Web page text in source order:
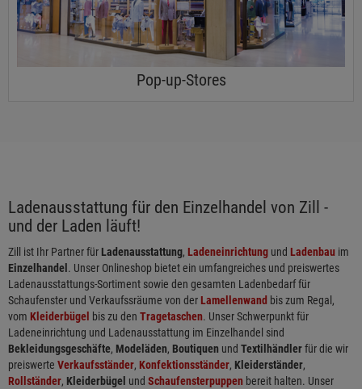
Pop-up-Stores
Ladenausstattung für den Einzelhandel von Zill -
und der Laden läuft!
Zill ist Ihr Partner für Ladenausstattung, Ladeneinrichtung und Ladenbau im
Einzelhandel . Unser Onlineshop bietet ein umfangreiches und preiswertes
Ladenausstattungs-Sortiment sowie den gesamten Ladenbedarf für
Schaufenster und Verkaufssräume von derLamellenwand bis zum Regal,
vom Kleiderbügel bis zu den Tragetaschen. Unser Schwerpunkt für
Ladeneinrichtung und Ladenausstattung im Einzelhandel sind
Bekleidungsgeschäfte, Modeläden, Boutiquen und Textilhändlerfür die wir
preiswerte Verkaufsständer, Konfektionsständer, Kleiderständer,
Rollständer, Kleiderbügel und Schaufensterpuppen bereit halten. Unser